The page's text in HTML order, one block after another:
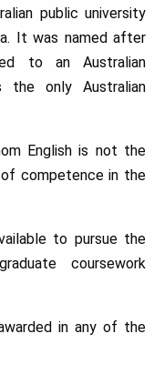
public university
It was named after
to an Australian
the only Australian
English is not the
competence in the
to pursue the
coursework
in any of the